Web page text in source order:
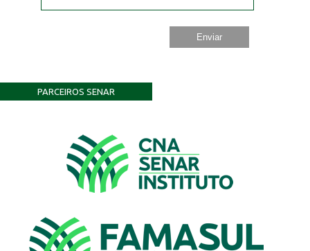
PARCEIROS SENAR